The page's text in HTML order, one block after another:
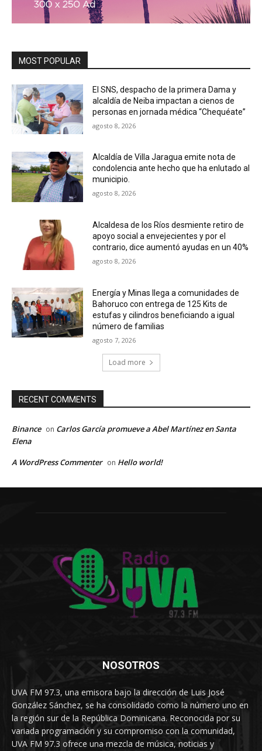
MOST POPULAR
El SNS, despacho de la primera Dama y
alcaldía de Neiba impactan a cienos de
personas en jornada médica “Chequéate”
agosto 8, 2026
Alcaldía de Villa Jaragua emite nota de
condolencia ante hecho que ha enlutado al
municipio.
agosto 8, 2026
Alcaldesa de los Ríos desmiente retiro de
apoyo social a envejecientes y por el
contrario, dice aumentó ayudas en un 40%
agosto 8, 2026
Energía y Minas llega a comunidades de
Bahoruco con entrega de 125 Kits de
estufas y cilindros beneficiando a igual
número de familias
agosto 7, 2026
Load more
RECENT COMMENTS
Binance on Carlos García promueve a Abel Martínez en Santa
Elena
A WordPress Commenter on Hello world!
NOSOTROS
UVA FM 97.3, una emisora bajo la dirección de Luis José
González Sánchez, se ha consolidado como la número uno en
la región sur de la República Dominicana. Reconocida por su
variada programación y su compromiso con la comunidad,
UVA FM 97.3 ofrece una mezcla de música, noticias y